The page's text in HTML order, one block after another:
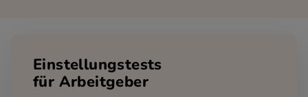
Einstellungstests
für Arbeitgeber